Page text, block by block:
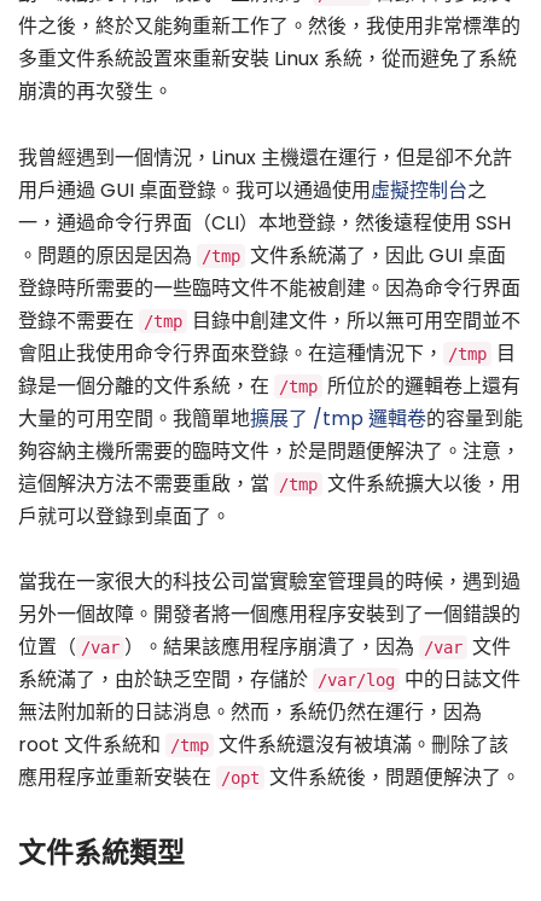
件之後，終於又能夠重新工作了。然後，我使用非常標準的
多重文件系統設置來重新安裝 Linux 系統，從而避免了系統
崩潰的再次發生。
我曾經遇到一個情況，Linux 主機還在運行，但是卻不允許
用戶通過 GUI 桌面登錄。我可以通過使用虛擬控制台之
一，通過命令行界面（CLI）本地登錄，然後遠程使用 SSH
。問題的原因是因為
/tmp 文件系統滿了，因此 GUI 桌面
登錄時所需要的一些臨時文件不能被創建。因為命令行界面
登錄不需要在
/tmp
目錄中創建文件，所以無可用空間並不
會阻止我使用命令行界面來登錄。在這種情況下，
/tmp
目
錄是一個分離的文件系統，在
/tmp 所位於的邏輯卷上還有
大量的可用空間。我簡單地擴展了 /tmp 邏輯卷的容量到能
夠容納主機所需要的臨時文件，於是問題便解決了。注意，
這個解決方法不需要重啟，當
/tmp 文件系統擴大以後，用
戶就可以登錄到桌面了。
當我在一家很大的科技公司當實驗室管理員的時候，遇到過
另外一個故障。開發者將一個應用程序安裝到了一個錯誤的
位置（ /var ）。結果該應用程序崩潰了，因為 /var 文件
系統滿了，由於缺乏空間，存儲於
/var/log 中的日誌文件
無法附加新的日誌消息。然而，系統仍然在運行，因為
root 文件系統和
/tmp 文件系統還沒有被填滿。刪除了該
應用程序並重新安裝在
/opt 文件系統後，問題便解決了。
文件系統類型